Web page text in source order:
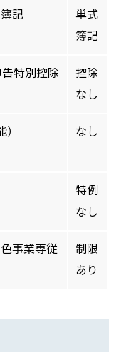
記
単式
簿記
特別控除
控除
なし
なし
特例
なし
事業専従
制限
あり